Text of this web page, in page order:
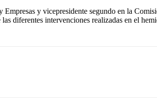
y vicepresidente segundo en la
las diferentes intervenciones realizadas en el